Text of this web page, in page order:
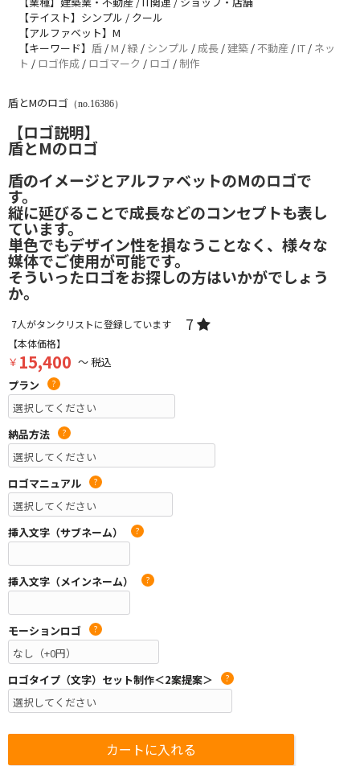
【テイスト】シンプル / クール
【アルファベット】M
【キーワード】 盾 /M /緑 / シンプル / 成長 /建築 / 不動産 /IT / ネッ
ト / ロゴ作成 / ロゴマーク / ロゴ / 制作
盾とMのロゴ （no.16386）
【ロゴ説明】
盾とMのロゴ
盾のイメージとアルファベットのMのロゴで
す。
縦に延びることで成長などのコンセプトも表し
ています。
単色でもデザイン性を損なうことなく、様々な
媒体でご使用が可能です。
そういったロゴをお探しの方はいかがでしょう
か。
7人がタンクリストに登録しています 7
【本体価格】
￥ 15,400 ～ 税込
プラン
?
納品方法 ?
ロゴマニュアル ?
挿入文字（サブネーム） ?
挿入文字（メインネーム） ?
モーションロゴ ?
ロゴタイプ（文字）セット制作＜2案提案＞ ?